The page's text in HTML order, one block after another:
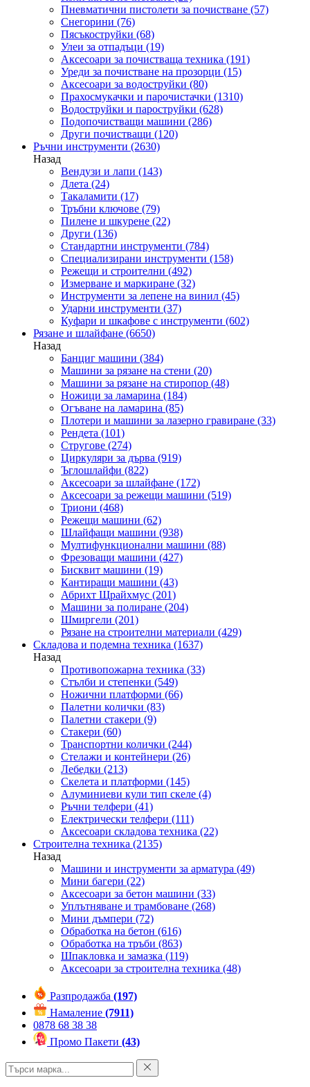
Пневматични пистолети за почистване (57)
Снегорини (76)
Пясъкоструйки (68)
Улеи за отпадъци (19)
Аксесоари за почистваща техника (191)
Уреди за почистване на прозорци (15)
Аксесоари за водоструйки (80)
Прахосмукачки и парочистачки (1310)
Водоструйки и пароструйки (628)
Подопочистващи машини (286)
Други почистващи (120)
Ръчни инструменти (2630)
Назад
Вендузи и лапи (143)
Длета (24)
Такаламити (17)
Тръбни ключове (79)
Пилене и шкурене (22)
Други (136)
Стандартни инструменти (784)
Специализирани инструменти (158)
Режещи и строителни (492)
Измерване и маркиране (32)
Инструменти за лепене на винил (45)
Ударни инструменти (37)
Куфари и шкафове с инструменти (602)
Рязане и шлайфане (6650)
Назад
Банциг машини (384)
Машини за рязане на стени (20)
Машини за рязане на стиропор (48)
Ножици за ламарина (184)
Огъване на ламарина (85)
Плотери и машини за лазерно гравиране (33)
Рендета (101)
Стругове (274)
Циркуляри за дърва (919)
Ъглошлайфи (822)
Аксесоари за шлайфане (172)
Аксесоари за режещи машини (519)
Триони (468)
Режещи машини (62)
Шлайфащи машини (938)
Мултифункционални машини (88)
Фрезоващи машини (427)
Бисквит машини (19)
Кантиращи машини (43)
Абрихт Щрайхмус (201)
Машини за полиране (204)
Шмиргели (201)
Рязане на строителни материали (429)
Складова и подемна техника (1637)
Назад
Противопожарна техника (33)
Стълби и степенки (549)
Ножични платформи (66)
Палетни колички (83)
Палетни стакери (9)
Стакери (60)
Транспортни колички (244)
Стелажи и контейнери (26)
Лебедки (213)
Скелета и платформи (145)
Алуминиеви кули тип скеле (4)
Ръчни телфери (41)
Електрически телфери (111)
Аксесоари складова техника (22)
Строителна техника (2135)
Назад
Машини и инструменти за арматура (49)
Мини багери (22)
Аксесоари за бетон машини (33)
Уплътняване и трамбоване (268)
Мини дъмпери (72)
Обработка на бетон (616)
Обработка на тръби (863)
Шпакловка и замазка (119)
Аксесоари за строителна техника (48)
Разпродажба (197)
Намаление (7911)
0878 68 38 38
Промо Пакети (43)